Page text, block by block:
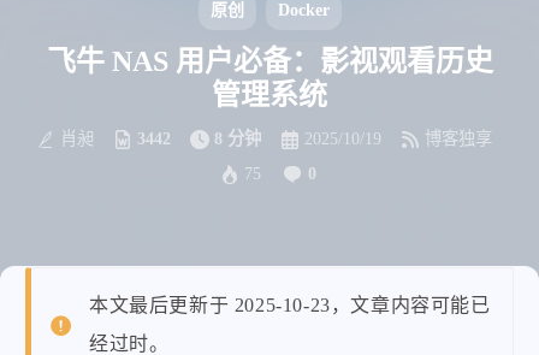
原创 Docker
飞牛 NAS 用户必备：影视观看历史
管理系统
肖昶 3442 8 分钟 2025/10/19
博客独享
75
0
本文最后更新于 2025-10-23，文章内容可能已
经过时。